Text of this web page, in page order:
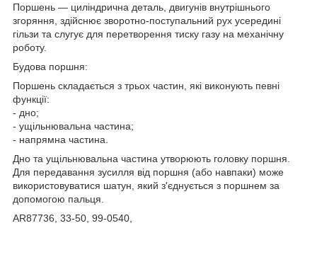
Поршень — циліндрична деталь, двигунів внутрішнього
згоряння, здійснює зворотно-поступальний рух усередині
гільзи та слугує для перетворення тиску газу на механічну
роботу.
Будова поршня:
Поршень складається з трьох частин, які виконують певні
функції:
- дно;
- ущільнювальна частина;
- напрямна частина.
Дно та ущільнювальна частина утворюють головку поршня.
Для передавання зусилля від поршня (або навпаки) може
використовуватися шатун, який з'єднується з поршнем за
допомогою пальця.
AR87736, 33-50, 99-0540,